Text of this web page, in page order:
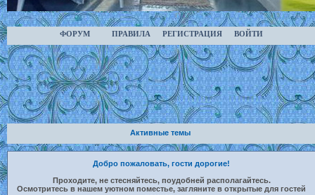
ФОРУМ ПРАВИЛА РЕГИСТРАЦИЯ ВОЙТИ
Активные темы
Добро пожаловать, гости дорогие!
Проходите, не стесняйтесь, поудобней располагайтесь.
Осмотритесь в нашем уютном поместье, загляните в открытые для гостей